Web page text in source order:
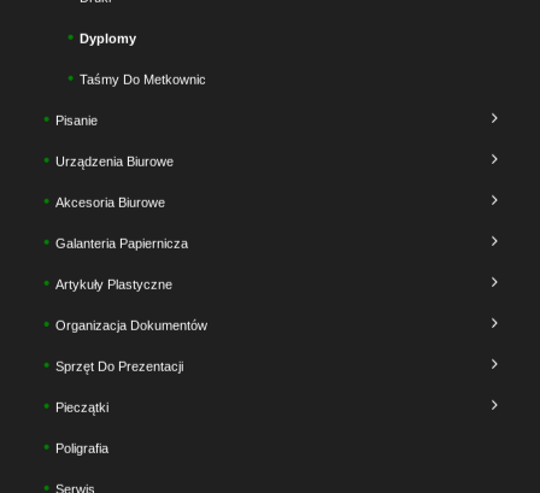
Dyplomy
Taśmy Do Metkownic
Pisanie
Urządzenia Biurowe
Akcesoria Biurowe
Galanteria Papiernicza
Artykuły Plastyczne
Organizacja Dokumentów
Sprzęt Do Prezentacji
Pieczątki
Poligrafia
Serwis